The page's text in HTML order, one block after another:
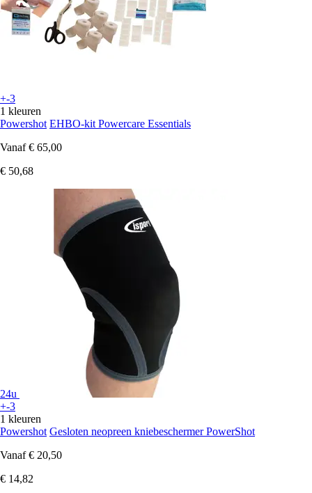
+-3
1 kleuren
Powershot EHBO-kit Powercare Essentials
Vanaf € 65,00
€ 50,68
24u
+-3
1 kleuren
Powershot Gesloten neopreen kniebeschermer PowerShot
Vanaf € 20,50
€ 14,82